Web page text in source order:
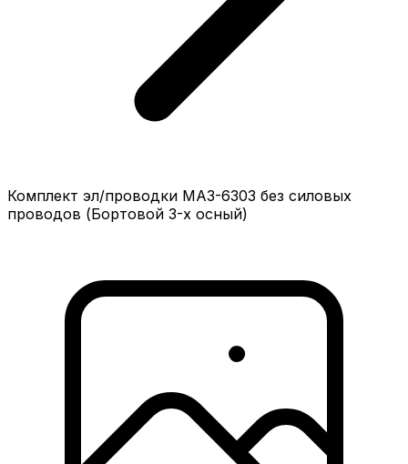
Комплект эл/проводки МАЗ-6303 без силовых
проводов (Бортовой 3-х осный)